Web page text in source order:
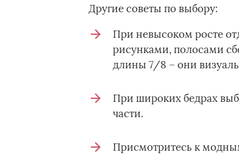
Другие советы по выбору:
При невысоком росте
рисунками, полосами
длины 7/8 – они
При широких бедрах
части.
Присмотритесь к